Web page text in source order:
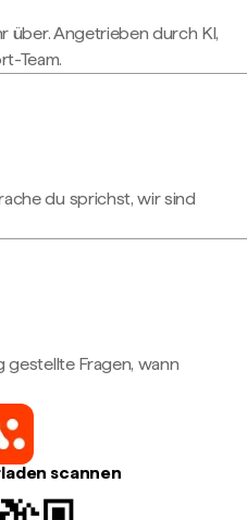
über. Angetrieben durch KI,
Team.
du sprichst, wir sind
gestellte Fragen, wann
scannen